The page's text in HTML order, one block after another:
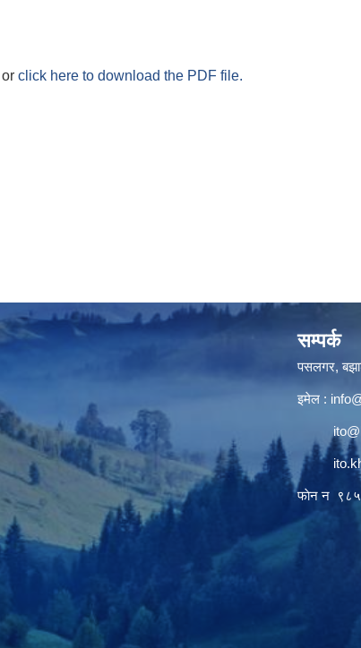
or click here to download the PDF file.
सम्पर्क
पसलगर,
इमेल :
फाेन न‌‍‍